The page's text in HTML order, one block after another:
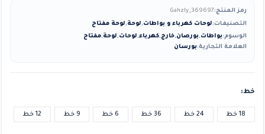
رمز المنتج:Gahzly_369697
التصنيفات:لوحات كهرباء و بواطات,لوحة,لوحة مفتاح
الوسوم:بواطات,بورصان,خارج,كهرباء,لوحات,لوحة,مفتاح
العلامة التجارية:بورسان
خط
18 خط 24 خط 36 خط 6 خط 9 خط 12 خط